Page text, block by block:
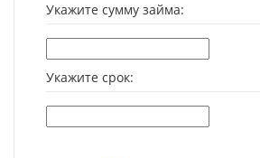
Укажите сумму займа:
Укажите срок: